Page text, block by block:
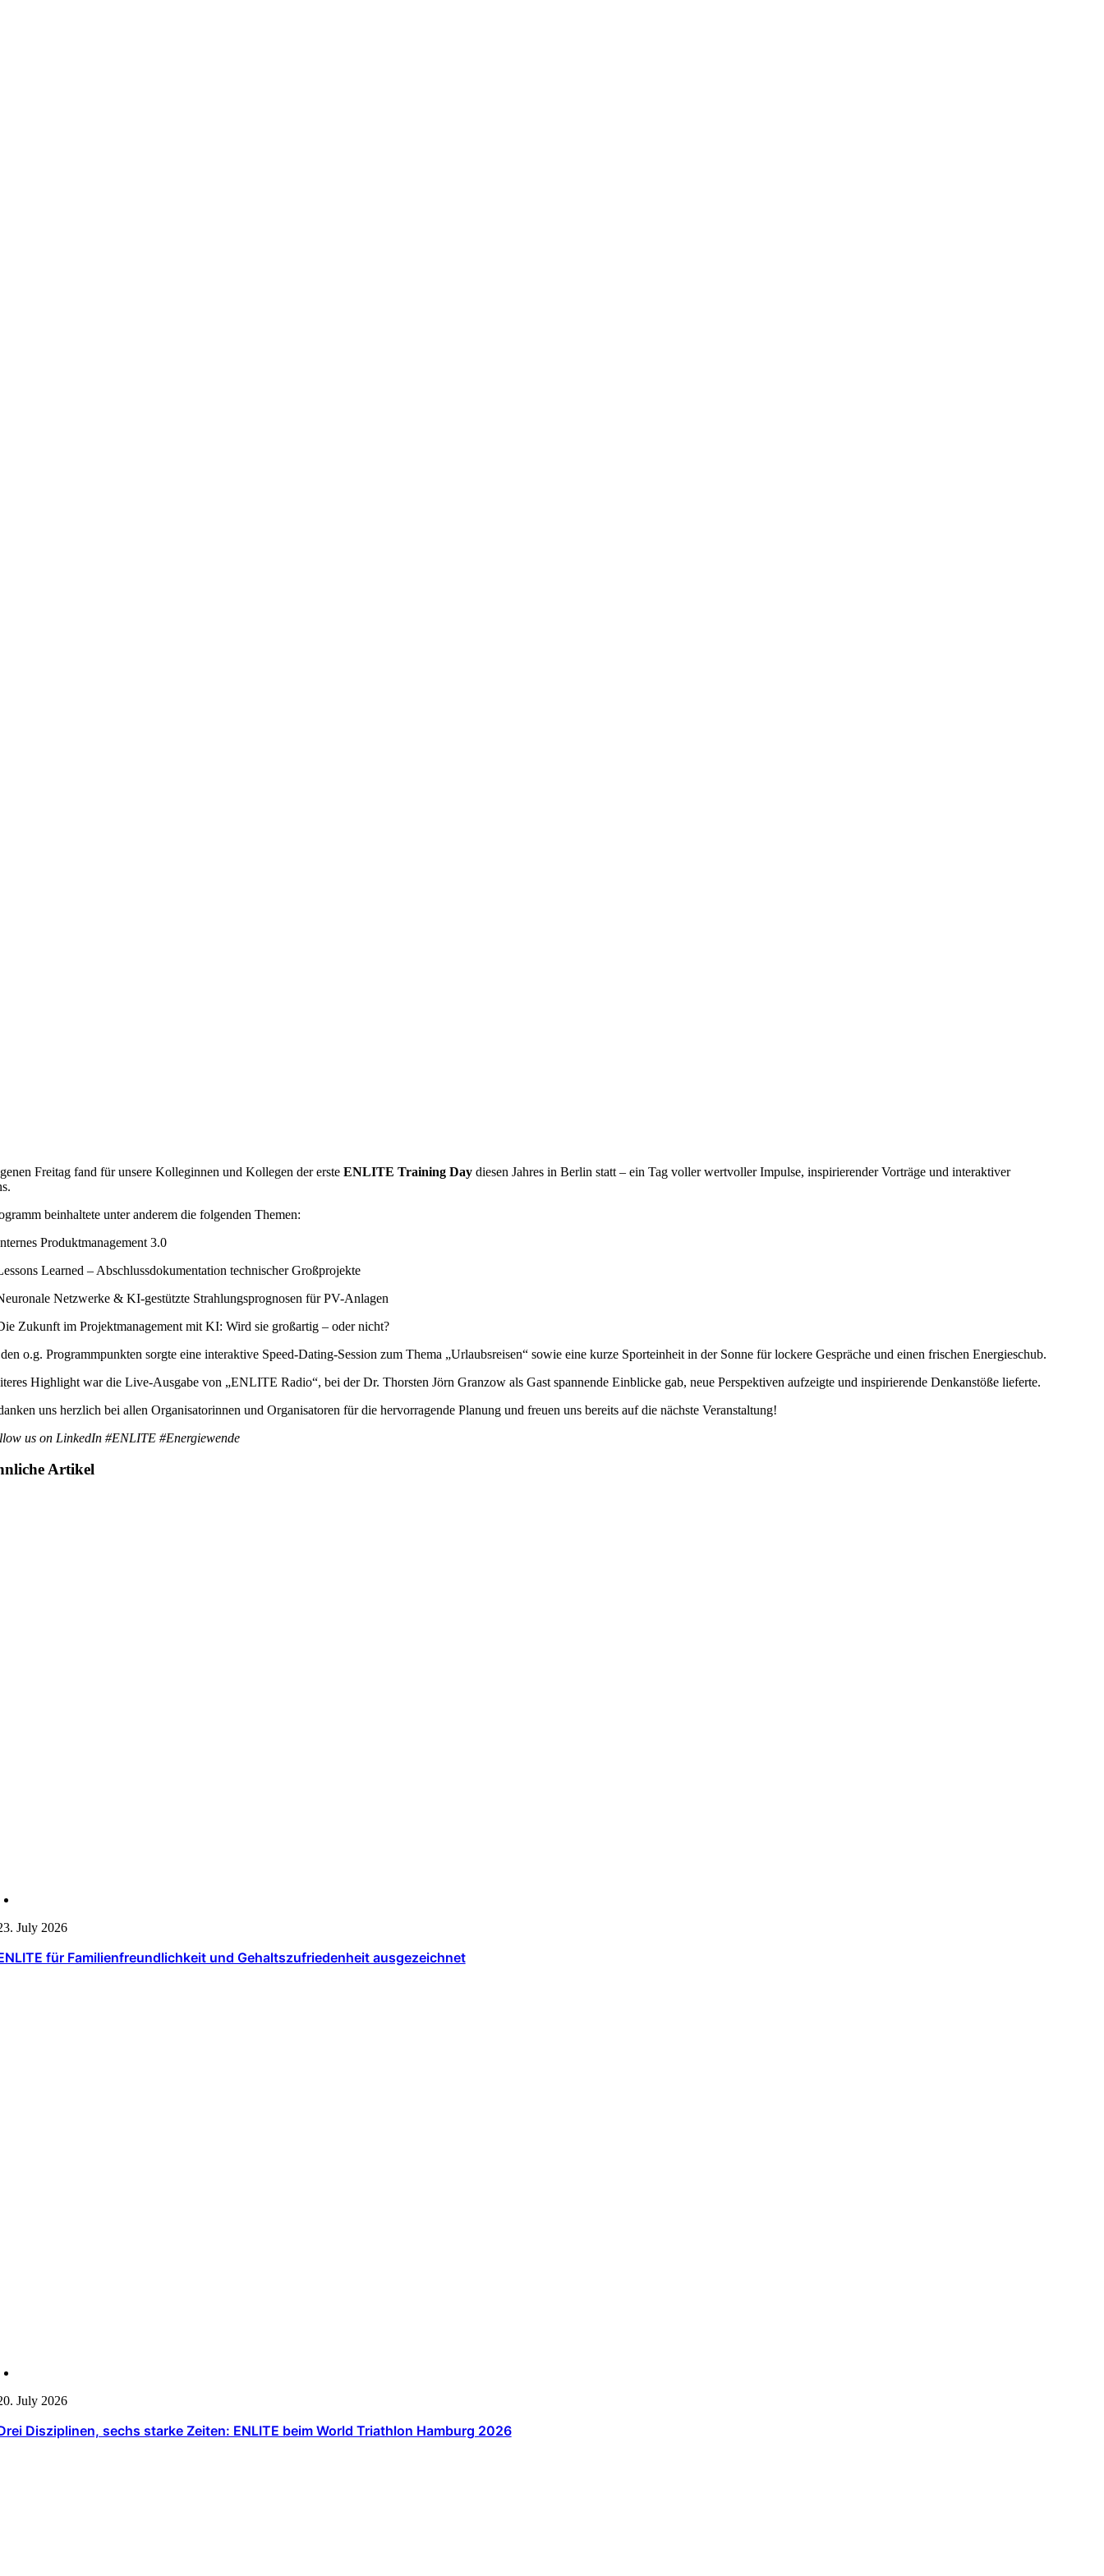
Freitag fand für unsere Kolleginnen und Kollegen der erste ENLITE Training Daydiesen Jahres in Berlin statt – ein Tag voller wertvoller Impulse, inspirierender Vorträge und interaktiver
beinhaltete unter anderem die folgenden Themen:
Produktmanagement 3.0
Learned – Abschlussdokumentation technischer Großprojekte
Netzwerke & KI-gestützte Strahlungsprognosen für PV-Anlagen
Zukunft im Projektmanagement mit KI: Wird sie großartig – oder nicht?
o.g. Programmpunkten sorgte eine interaktive Speed-Dating-Session zum Thema „Urlaubsreisen“ sowie eine kurze Sporteinheit in der Sonne für lockere Gespräche und einen frischen Energieschub.
Highlight war die Live-Ausgabe von „ENLITE Radio“, bei der Dr. Thorsten Jörn Granzow als Gast spannende Einblicke gab, neue Perspektiven aufzeigte und inspirierende Denkanstöße lieferte.
uns herzlich bei allen Organisatorinnen und Organisatoren für die hervorragende Planung und freuen uns bereits auf die nächste Veranstaltung!
us on LinkedIn #ENLITE #Energiewende
Artikel
July 2026
für Familienfreundlichkeit und Gehaltszufriedenheit ausgezeichnet
July 2026
Disziplinen, sechs starke Zeiten: ENLITE beim World Triathlon Hamburg 2026